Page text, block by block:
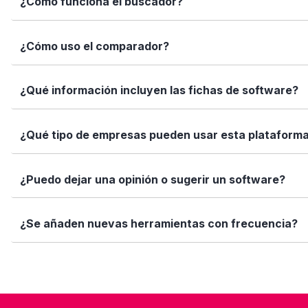
informadas con datos reales, fichas completas y
Simplemente escribe el nombre del software, una
encajan con tus necesidades.
¿Cómo uso el comparador?
Marca los softwares que te interesan y haz clic en
Así puedes ver de forma rápida cuál se adapta mejor a tu
¿Qué información incluyen las fichas de software?
Cada ficha incluye una descripción detallada, funciones
valoraciones de usuarios. Queremos que tengas toda la
¿Qué tipo de empresas pueden usar esta
Elige tu software está diseñado para todo tipo de
tamaño de tu equipo, presupuesto o sector.
¿Puedo dejar una opinión o sugerir un software?
Sí. Si quieres valorar un software que ya usas o sugerir
ayuda!
¿Se añaden nuevas herramientas con frecuencia?